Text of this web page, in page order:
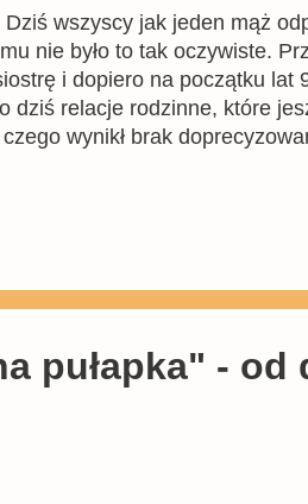
wszyscy jak jeden mąż
nie było to tak oczywiste.
i dopiero na początku
dziś relacje rodzinne, które
wynikł brak
pojawiały się informacje o
pułapka" - od